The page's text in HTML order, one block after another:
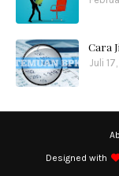
Cara
Juli
Designed with